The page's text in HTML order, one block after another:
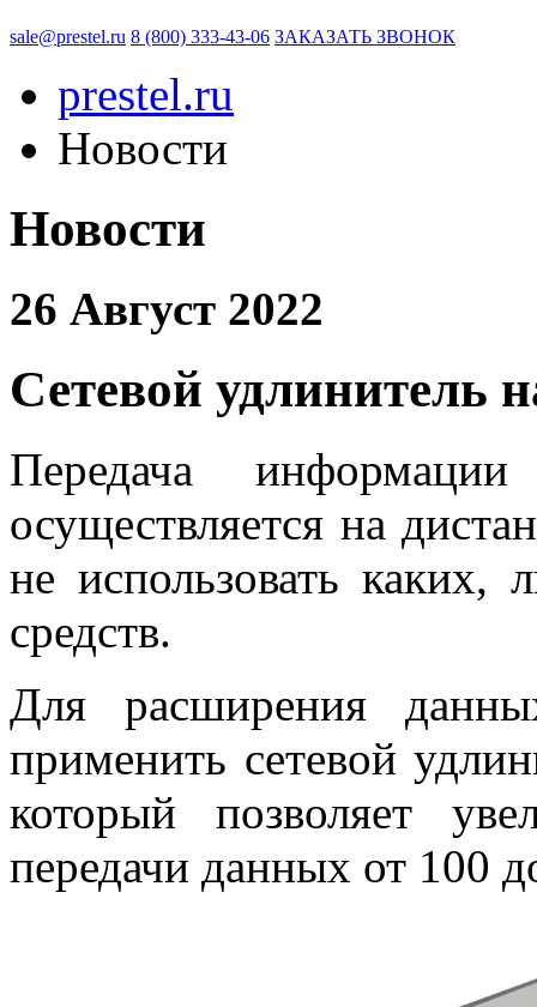
sale@prestel.ru 8 (800) 333-43-06 ЗАКАЗАТЬ ЗВОНОК
prestel.ru
Новости
Новости
26 Август 2022
Сетевой удлинитель
Передача
осуществляется на
не использовать каких,
средств.
Для расширения
применить сетевой
который позволяет
передачи данных от 100